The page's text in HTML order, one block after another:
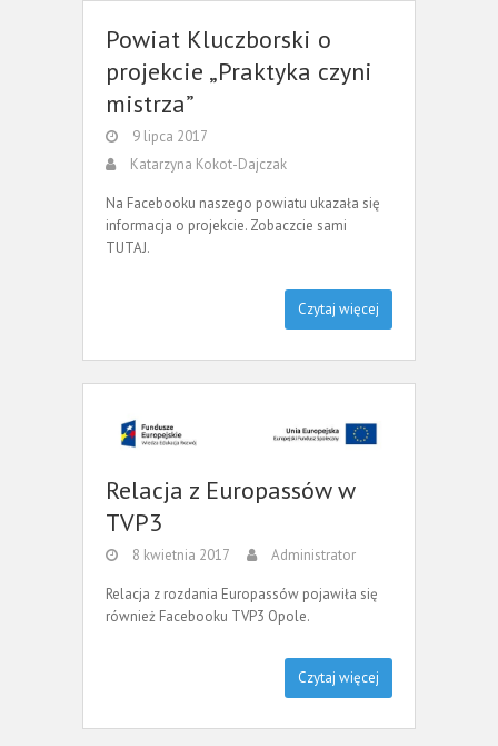
Powiat Kluczborski o
projekcie „Praktyka czyni
mistrza”
9 lipca 2017
Katarzyna Kokot-Dajczak
Na Facebooku naszego powiatu ukazała się
informacja o projekcie. Zobaczcie sami
TUTAJ.
Czytaj więcej
Relacja z Europassów w
TVP3
8 kwietnia 2017 Administrator
Relacja z rozdania Europassów pojawiła się
również Facebooku TVP3 Opole.
Czytaj więcej